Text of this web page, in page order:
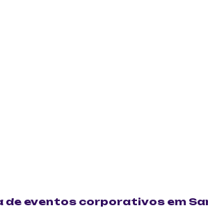
de eventos corporativos em